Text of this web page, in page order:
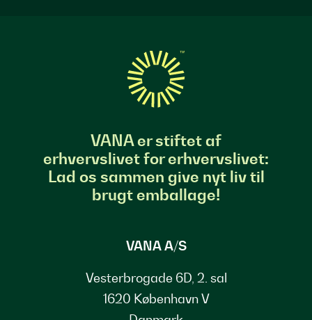
VANA er stiftet af
erhvervslivet for erhvervslivet:
Lad os sammen give nyt liv til
brugt emballage!
VANA A/S
Vesterbrogade 6D, 2. sal
1620 København V